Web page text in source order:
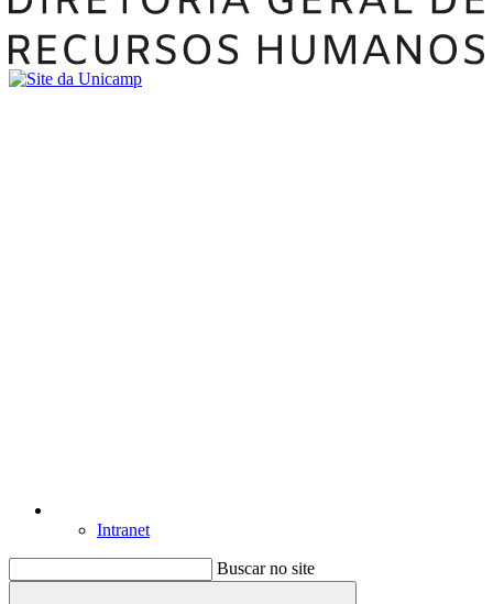
Intranet
Buscar no site